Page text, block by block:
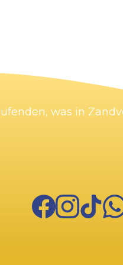
Karte
was in
FacebookInstagram
TikTok